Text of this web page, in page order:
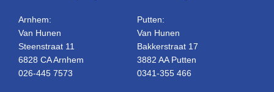
Arnhem:
Van Hunen
Steenstraat 11
6828 CA Arnhem
026-445 7573
Putten:
Van Hunen
Bakkerstraat 17
3882 AA Putten
0341-355 466